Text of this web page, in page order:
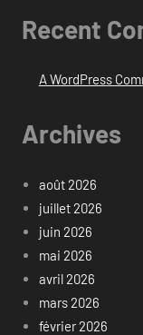
Recent
A WordPress
Archives
août 2026
juillet 2026
juin 2026
mai 2026
avril 2026
mars 2026
février 2026